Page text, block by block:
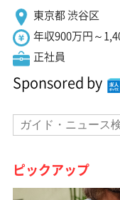
東京都 渋谷区
年収900万円～
正社員
Sponsored by
ピックアップ